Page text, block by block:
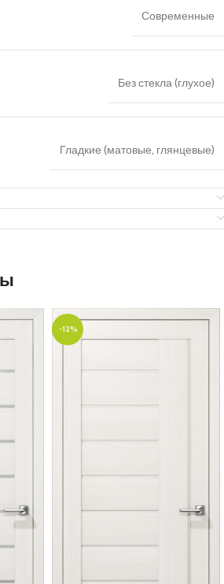
Современные
Без стекла (глухое)
Гладкие (матовые, глянцевые)
-12%